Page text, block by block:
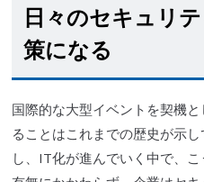
日々のセキュリ
策になる
国際的な大型イベントを契機
ることはこれまでの歴史が示
し、IT化が進んでいく中で、